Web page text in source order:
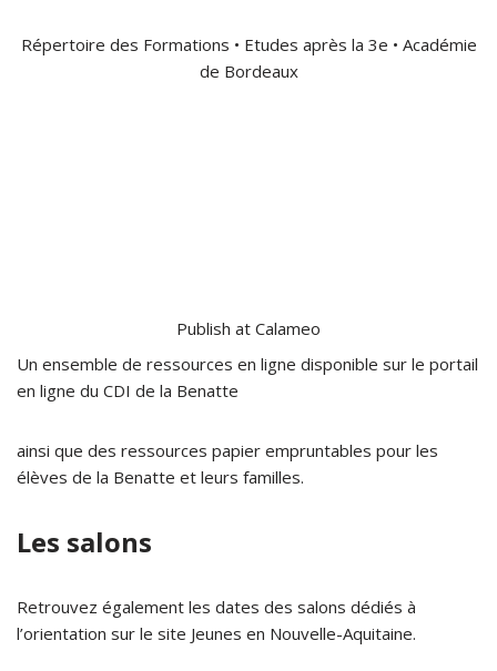
Répertoire des Formations • Etudes après la 3e • Académie
de Bordeaux
Publish at Calameo
Un ensemble de ressources en ligne disponible sur le portail
en ligne du CDI de la Benatte
ainsi que des ressources papier empruntables pour les
élèves de la Benatte et leurs familles.
Les salons
Retrouvez également les dates des salons dédiés à
l’orientation sur le site Jeunes en Nouvelle-Aquitaine.